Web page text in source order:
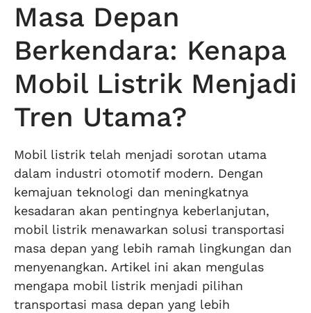
Masa Depan
Berkendara: Kenapa
Mobil Listrik Menjadi
Tren Utama?
Mobil listrik telah menjadi sorotan utama
dalam industri otomotif modern. Dengan
kemajuan teknologi dan meningkatnya
kesadaran akan pentingnya keberlanjutan,
mobil listrik menawarkan solusi transportasi
masa depan yang lebih ramah lingkungan dan
menyenangkan. Artikel ini akan mengulas
mengapa mobil listrik menjadi pilihan
transportasi masa depan yang lebih